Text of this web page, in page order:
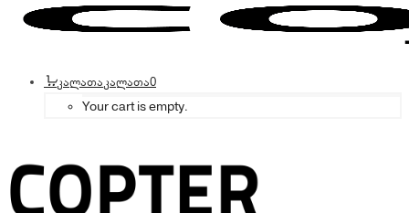
კალათაკალათა0
Your cart is empty.